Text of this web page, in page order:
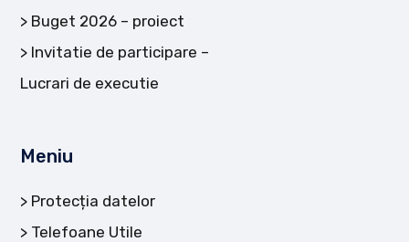
Buget 2026 – proiect
Invitatie de participare –
Lucrari de executie
Meniu
Protecția datelor
Telefoane Utile